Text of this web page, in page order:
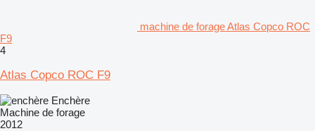
machine de forage Atlas Copco ROC
F9
4
Atlas Copco ROC F9
Enchère
Machine de forage
2012